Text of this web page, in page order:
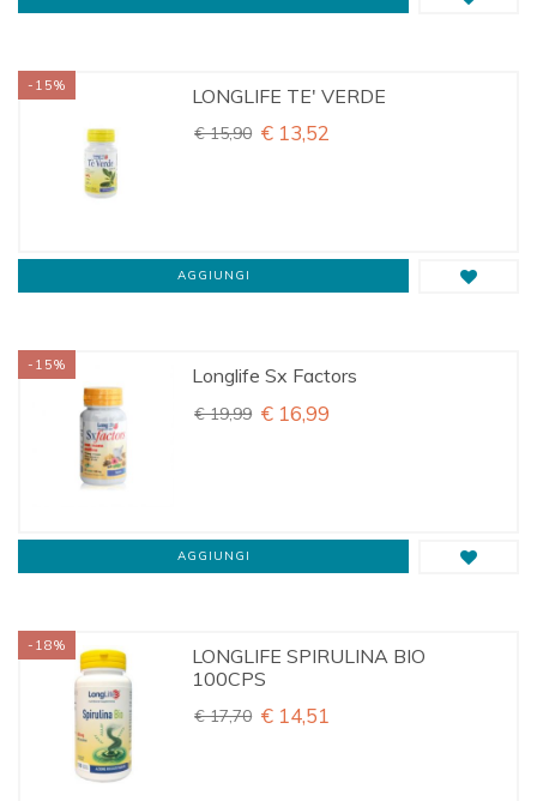
LONGLIFE TE' VERDE
€ 15,90 € 13,52
-15%
AGGIUNGI
Longlife Sx Factors
€ 19,99 € 16,99
-15%
AGGIUNGI
LONGLIFE SPIRULINA BIO
100CPS
€ 17,70 € 14,51
-18%